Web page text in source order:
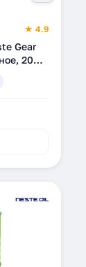
★ 4.9
Gear
200 л